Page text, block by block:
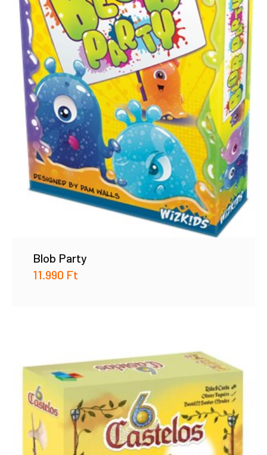
Blob Party
11.990 Ft